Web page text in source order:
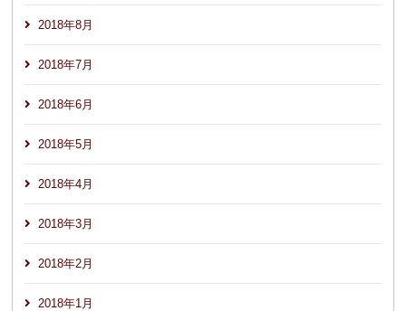
2018年8月
2018年7月
2018年6月
2018年5月
2018年4月
2018年3月
2018年2月
2018年1月